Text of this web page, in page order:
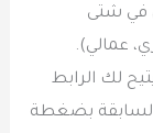
في شتى
عمالي).
لك الرابط
السابقة بضغطة